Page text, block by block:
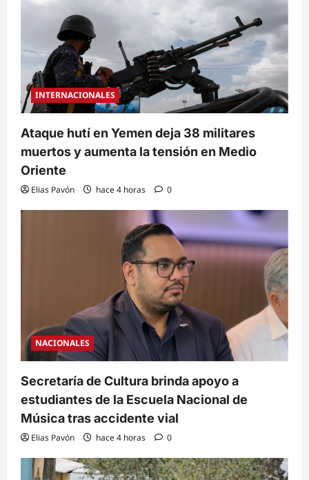
INTERNACIONALES
Ataque hutí en Yemen deja 38 militares
muertos y aumenta la tensión en Medio
Oriente
Elias Pavón hace 4 horas 0
NACIONALES
Secretaría de Cultura brinda apoyo a
estudiantes de la Escuela Nacional de
Música tras accidente vial
Elias Pavón hace 4 horas 0